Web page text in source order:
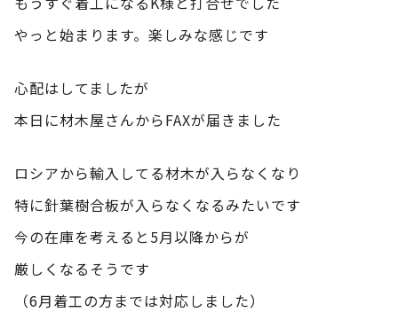
やっと始まります。楽しみな感じです
心配はしてましたが
本日に材木屋さんからFAXが届きました
ロシアから輸入してる材木が入らなくなり
特に針葉樹合板が入らなくなるみたいです
今の在庫を考えると5月以降からが
厳しくなるそうです
（6月着工の方までは対応しました）